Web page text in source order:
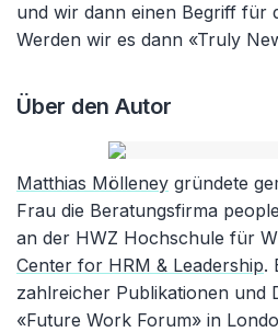
und wir dann einen Begriff für
Werden wir es dann «Truly
Über den Autor
Matthias Mölleney gründete
Frau die Beratungsfirma
an der HWZ Hochschule für
Center for HRM & Leadership.
zahlreicher Publikationen und
«Future Work Forum» in